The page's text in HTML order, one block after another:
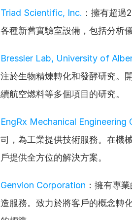
Triad Scientific, Inc. ：擁有超
各種新舊實驗室設備，包括分析
Bressler Lab, University of
注於生物精煉轉化和發酵研究。
續航空燃料等多個項目的研究。
EngRx Mechanical Engineering
司，為工業提供技術服務。在機
戶提供全方位的解決方案。
Genvion Corporation ：擁有專
造服務。致力於將客戶的概念轉